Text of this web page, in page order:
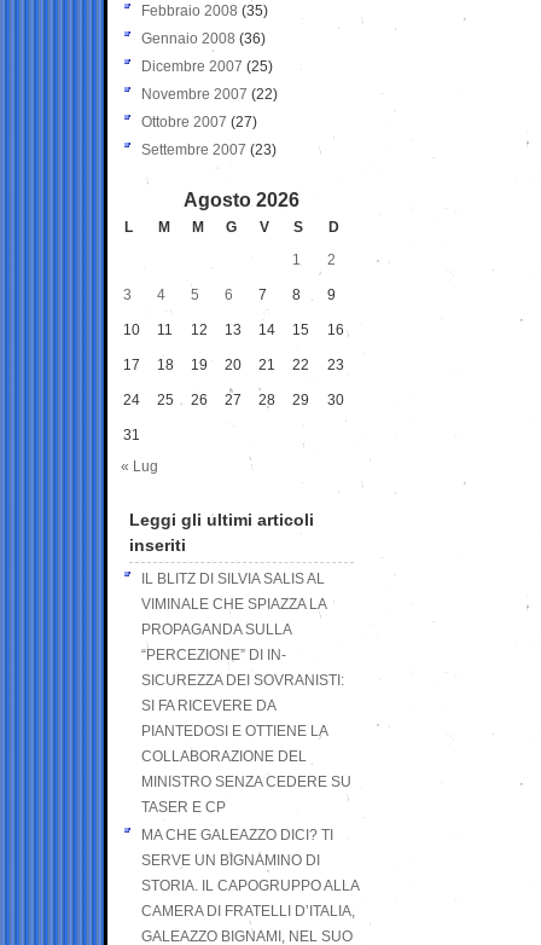
Febbraio 2008 (35)
Gennaio 2008 (36)
Dicembre 2007 (25)
Novembre 2007 (22)
Ottobre 2007 (27)
Settembre 2007 (23)
Agosto 2026
L M M G V S
D
1
2
3 4 5 6 7 8 9
10 11 12 13 14 15 16
17 18 19 20 21 22 23
24 25 26 27 28 29 30
31
« Lug
Leggi gli ultimi articoli
inseriti
IL BLITZ DI SILVIA SALIS AL
VIMINALE CHE SPIAZZA LA
PROPAGANDA SULLA
“PERCEZIONE” DI IN-
SICUREZZA DEI SOVRANISTI:
SI FA RICEVERE DA
PIANTEDOSI E OTTIENE LA
COLLABORAZIONE DEL
MINISTRO SENZA CEDERE SU
TASER E CP
MA CHE GALEAZZO DICI? TI
SERVE UN BIGNAMINO DI
STORIA. IL CAPOGRUPPO ALLA
CAMERA DI FRATELLI D’ITALIA,
GALEAZZO BIGNAMI, NEL SUO